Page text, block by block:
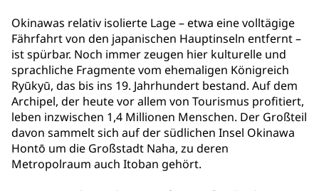
Okinawas relativ isolierte Lage – etwa eine volltägige
Fährfahrt von den japanischen Hauptinseln entfernt –
ist spürbar. Noch immer zeugen hier kulturelle und
sprachliche Fragmente vom ehemaligen Königreich
Ryūkyū, das bis ins 19. Jahrhundert bestand. Auf dem
Archipel, der heute vor allem von Tourismus profitiert,
leben inzwischen 1,4 Millionen Menschen. Der Großteil
davon sammelt sich auf der südlichen Insel Okinawa
Hontō um die Großstadt Naha, zu deren
Metropolraum auch Itoban gehört.